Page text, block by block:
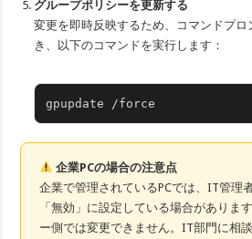
グループポリシーを更新する
変更を即時反映するため、コマンドプ
き、以下のコマンドを実行します：
gpupdate /force
企業PCの場合の注意点
企業で管理されているPCでは、IT管理
「無効」に設定している場合がありま
ー側では変更できません。IT部門に相